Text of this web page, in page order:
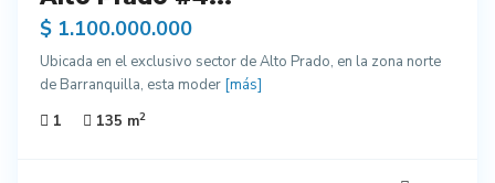
$ 1.100.000.000
Ubicada en el exclusivo sector de Alto Prado, en la zona norte
de Barranquilla, esta moder [más]
1
135 m2